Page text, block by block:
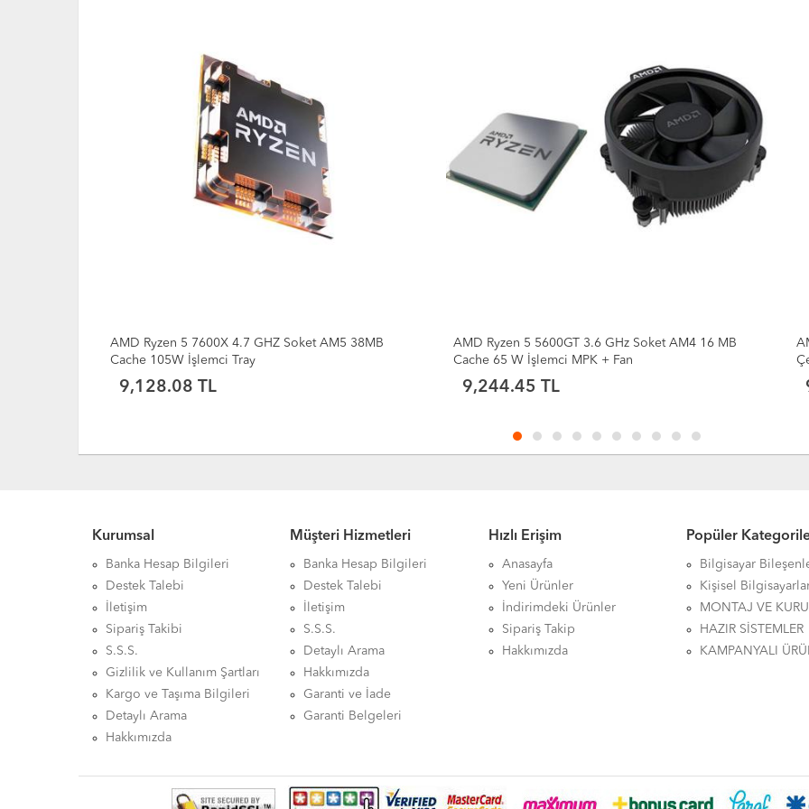
AMD Ryzen 5 5600GT 3.6 GHz Soket AM4 16 MB
Cache 65 W İşlemci MPK + Fan
9,244.45 TL
AMD Ryzen 5 5600GT 3.6GHz (Max 4.6GHz) 6
Çekirdek 16MB Önbellek Soket AM4 TRAY İşlemci
9,011.70 TL
Kurumsal
Banka Hesap Bilgileri
Destek Talebi
İletişim
Sipariş Takibi
S.S.S.
Gizlilik ve Kullanım Şartları
Kargo ve Taşıma Bilgileri
Detaylı Arama
Hakkımızda
Müşteri Hizmetleri
Banka Hesap Bilgileri
Destek Talebi
İletişim
S.S.S.
Detaylı Arama
Hakkımızda
Garanti ve İade
Garanti Belgeleri
Hızlı Erişim
Anasayfa
Yeni Ürünler
İndirimdeki Ürünler
Sipariş Takip
Hakkımızda
Popüler
Bilgisayar
Kişisel
MONTAJ VE
HAZIR SİSTEMLER
KAMPANYALI